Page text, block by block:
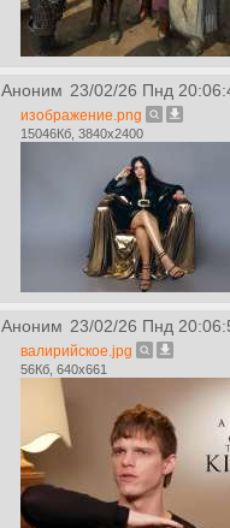
Аноним 23/02/26 Пнд
изображение.png
15046Кб, 3840x2400
Аноним 23/02/26 Пнд
валирийское.jpg
56Кб, 640x661